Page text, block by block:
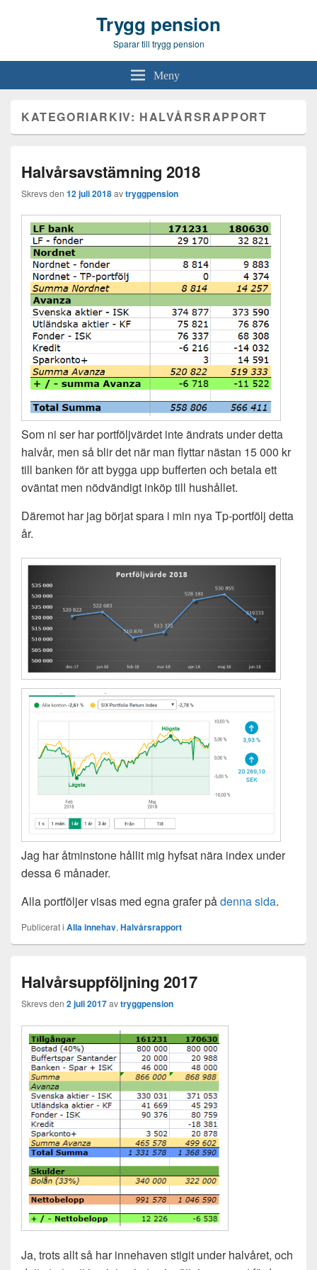
Trygg pension
Sparar till trygg pension
Meny
KATEGORIARKIV: HALVÅRSRAPPORT
Halvårsavstämning 2018
Skrevs den 12 juli 2018avtryggpension
Som ni ser har portföljvärdet inte ändrats under detta
halvår, men så blir det när man flyttar nästan 15 000 kr
till banken för att bygga upp bufferten och betala ett
oväntat men nödvändigt inköp till hushållet.
Däremot har jag börjat spara i min nya Tp-portfölj detta
år.
Jag har åtminstone hållit mig hyfsat nära index under
dessa 6 månader.
Alla portföljer visas med egna grafer pådenna sida.
Publicerat i Alla innehav,Halvårsrapport
Halvårsuppföljning 2017
Skrevs den 2 juli 2017avtryggpension
Ja, trots allt så har innehaven stigit under halvåret, och